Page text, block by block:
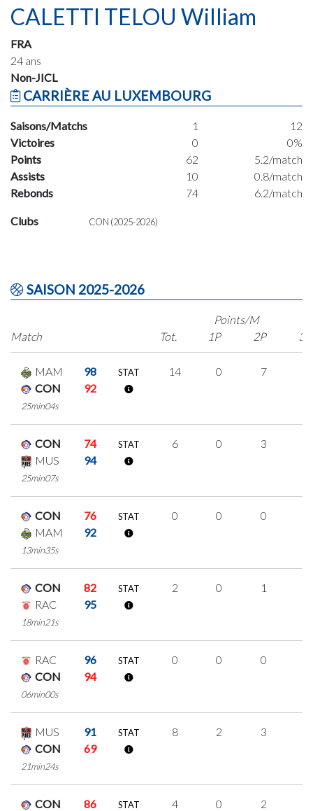
CALETTI TELOU William
FRA
24 ans
Non-JICL
CARRIÈRE AU LUXEMBOURG
Saisons/Matchs 1
12
Victoires
0
0%
Points
62
5.2/match
Assists
10
0.8/match
Rebonds
74 6.2/match
Clubs CON (2025-2026)
SAISON 2025-2026
Match
Points/M
Tot.
1P 2P 3P
MAM
98
CON
92
25min04s
STAT 14 0 7
CON
74
MUS
94
25min07s
STAT 6 0 3
CON
76
MAM
92
13min35s
STAT 0 0 0
CON
82
RAC
95
18min21s
STAT 2 0 1
RAC
96
CON
94
06min00s
STAT 0 0 0
MUS
91
CON
69
21min24s
STAT 8 2 3
CON
86
STAT 4 0 2